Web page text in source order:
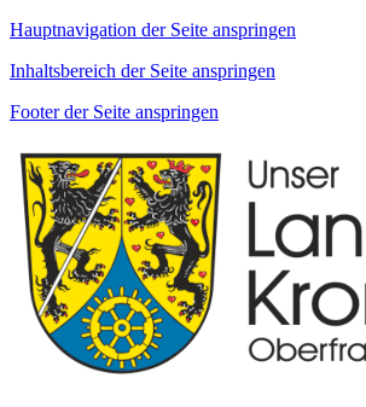
Hauptnavigation der Seite anspringen
Inhaltsbereich der Seite anspringen
Footer der Seite anspringen